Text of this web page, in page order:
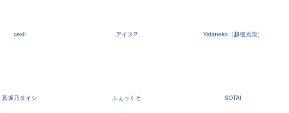
cexil アイスP Yataneko（越後光崇）
真坂乃タイシ ふぇっくそ SOTAI